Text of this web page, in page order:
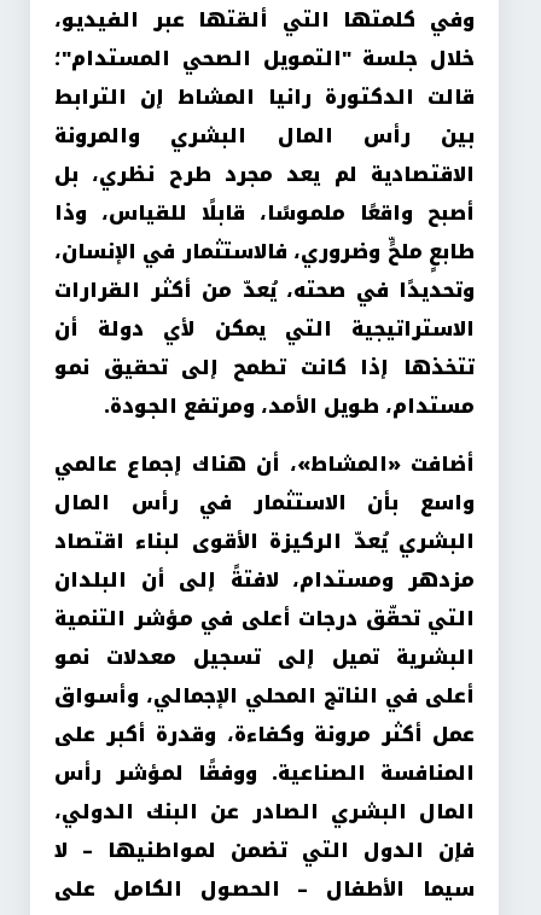
وفي كلمتها التي ألقتها عبر الفيديو،
خلال جلسة "التمويل الصحي المستدام"؛
قالت الدكتورة رانيا المشاط إن الترابط
بين رأس المال البشري والمرونة
الاقتصادية لم يعد مجرد طرح نظري، بل
أصبح واقعًا ملموسًا، قابلًا للقياس، وذا
طابعٍ ملحٍّ وضروري، فالاستثمار في الإنسان،
وتحديدًا في صحته، يُعدّ من أكثر القرارات
الاستراتيجية التي يمكن لأي دولة أن
تتخذها إذا كانت تطمح إلى تحقيق نمو
مستدام، طويل الأمد، ومرتفع الجودة.
أضافت «المشاط»، أن هناك إجماع عالمي
واسع بأن الاستثمار في رأس المال
البشري يُعدّ الركيزة الأقوى لبناء اقتصاد
مزدهر ومستدام، لافتةً إلى أن البلدان
التي تحقّق درجات أعلى في مؤشر التنمية
البشرية تميل إلى تسجيل معدلات نمو
أعلى في الناتج المحلي الإجمالي، وأسواق
عمل أكثر مرونة وكفاءة، وقدرة أكبر على
المنافسة الصناعية. ووفقًا لمؤشر رأس
المال البشري الصادر عن البنك الدولي،
فإن الدول التي تضمن لمواطنيها – لا
سيما الأطفال – الحصول الكامل على